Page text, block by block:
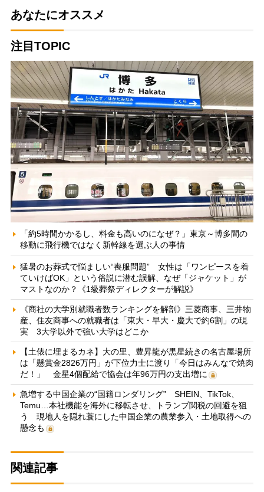
あなたにオススメ
注目TOPIC
「約5時間かかるし、料金も高いのになぜ？」東京～博多間の
移動に飛行機ではなく新幹線を選ぶ人の事情
猛暑のお葬式で悩ましい“喪服問題” 女性は「ワンピースを着
ていけばOK」という俗説に潜む誤解、なぜ「ジャケット」が
マストなのか？《1級葬祭ディレクターが解説》
《商社の大学別就職者数ランキングを解剖》三菱商事、三井物
産、住友商事への就職者は「東大・早大・慶大で約6割」の現
実 3大学以外で強い大学はどこか
【土俵に埋まるカネ】大の里、豊昇龍が黒星続きの名古屋場所
は「懸賞金2826万円」が下位力士に渡り「今日はみんなで焼肉
だ！」 金星4個配給で協会は年96万円の支出増に
急増する中国企業の“国籍ロンダリング” SHEIN、TikTok、
Temu…本社機能を海外に移転させ、トランプ関税の回避を狙
う 現地人を隠れ蓑にした中国企業の農業参入・土地取得への
懸念も
関連記事